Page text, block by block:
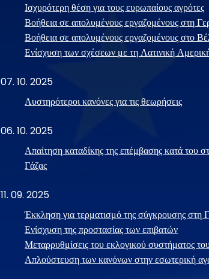
Ισχυρότερη θέση για τους ευρωπαίους αγρότες
Βοήθεια σε απολυμένους εργαζομένους στη
Βοήθεια σε απολυμένους εργαζομένους στο
Ενίσχυση των σχέσεων με τη Λατινική
07. 10. 2025
Αυστηρότεροι κανόνες για τις θεωρήσεις
06. 10. 2025
Απαίτηση καταδίκης της επέμβασης κατά του
Γάζας
11. 09. 2025
Έκκληση για τερματισμό της σύγκρουσης στη
Ενίσχυση της προστασίας των επιβατών
Μεταρρυθμίσεις του εκλογικού συστήματος
Απλούστευση των κανόνων στην εσωτερική